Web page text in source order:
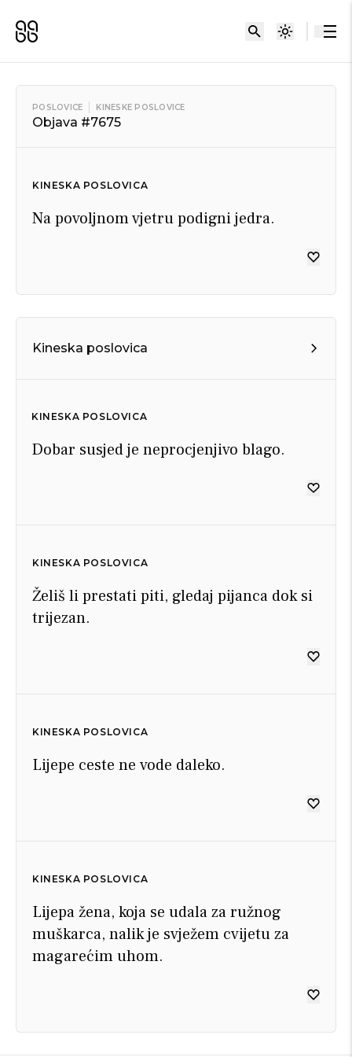
POSLOVICE KINESKE POSLOVICE
Objava #7675
KINESKA POSLOVICA
Na povoljnom vjetru podigni jedra.
Kineska poslovica
KINESKA POSLOVICA
Dobar susjed je neprocjenjivo blago.
KINESKA POSLOVICA
Želiš li prestati piti, gledaj pijanca dok si
trijezan.
KINESKA POSLOVICA
Lijepe ceste ne vode daleko.
KINESKA POSLOVICA
Lijepa žena, koja se udala za ružnog
muškarca, nalik je svježem cvijetu za
magarećim uhom.